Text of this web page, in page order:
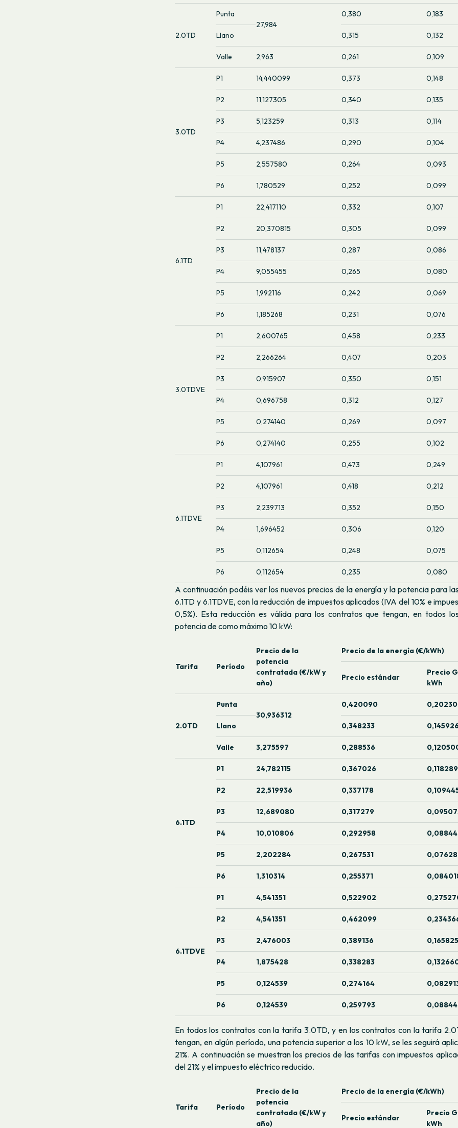
2.0TD
Punta
27,984
0,380 0,183
Llano 0,315 0,132
Valle 2,963 0,261 0,109
3.0TD
P1 14,440099 0,373 0,148
P2 11,127305 0,340 0,135
P3 5,123259 0,313 0,114
P4 4,237486 0,290 0,104
P5 2,557580 0,264 0,093
P6 1,780529 0,252 0,099
6.1TD
P1 22,417110 0,332 0,107
P2 20,370815 0,305 0,099
P3 11,478137 0,287 0,086
P4 9,055455 0,265 0,080
P5 1,992116 0,242 0,069
P6 1,185268 0,231 0,076
3.0TDVE
P1 2,600765 0,458 0,233
P2 2,266264 0,407 0,203
P3 0,915907 0,350 0,151
P4 0,696758 0,312 0,127
P5 0,274140 0,269 0,097
P6 0,274140 0,255 0,102
6.1TDVE
P1 4,107961 0,473 0,249
P2 4,107961 0,418 0,212
P3 2,239713 0,352 0,150
P4 1,696452 0,306 0,120
P5 0,112654 0,248 0,075
P6 0,112654 0,235 0,080
A continuación podéis ver los nuevos precios de la energía y la potencia para
6.1TD y 6.1TDVE, con la reducción de impuestos aplicados (IVA del 10% e
0,5%). Esta reducción es válida para los contratos que tengan, en todos
potencia de como máximo 10 kW:
Tarifa Período
Precio de la
potencia
contratada (€/kW y
año)
Precio de la energía (€/kWh)
Precio estándar
Precio
kWh
2.0TD
Punta
30,936312
0,420090
Llano 0,348233
Valle 3,275597 0,288536
6.1TD
P1 24,782115 0,367026 0,118289
P2 22,519936 0,337178
P3 12,689080 0,317279
P4 10,010806 0,292958
P5 2,202284 0,267531
P6 1,310314 0,255371
6.1TDVE
P1 4,541351 0,522902
P2 4,541351 0,462099
P3 2,476003 0,389136 0,165825
P4 1,875428 0,338283
P5 0,124539 0,274164
P6 0,124539 0,259793
En todos los contratos con la tarifa 3.0TD, y en los contratos con la tarifa
tengan, en algún período, una potencia superior a los 10 kW, se les seguirá
21%. A continuación se muestran los precios de las tarifas con impuestos
del 21% y el impuesto eléctrico reducido.
Tarifa Período
Precio de la
potencia
contratada (€/kW y
año)
Precio de la energía (€/kWh)
Precio estándar
Precio
kWh